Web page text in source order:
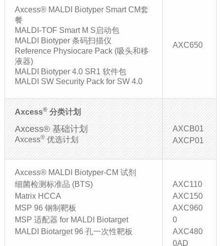
Axcess® MALDI Biotyper Smart CM套
餐
MALDI-TOF Smart M S启动包
MALDI Biotyper 条码扫描仪
Reference Physiocare Pack (吸头和移
液器)
MALDI Biotyper 4.0 SR1 软件包
MALDI SW Security Pack for SW 4.0
AXC650
Axcess®分类计划
Axcess® 基础计划
Axcess®优选计划
AXCB01
AXCP01
Axcess® MALDI Biotyper-CM 试剂
细菌检测标准品 (BTS)
Matrix HCCA
MSP 96 钢制靶板
MSP 适配器 for MALDI Biotarget
MALDI Biotarget 96 孔一次性靶板
AXC110
AXC150
AXC960
0
AXC480
0AD